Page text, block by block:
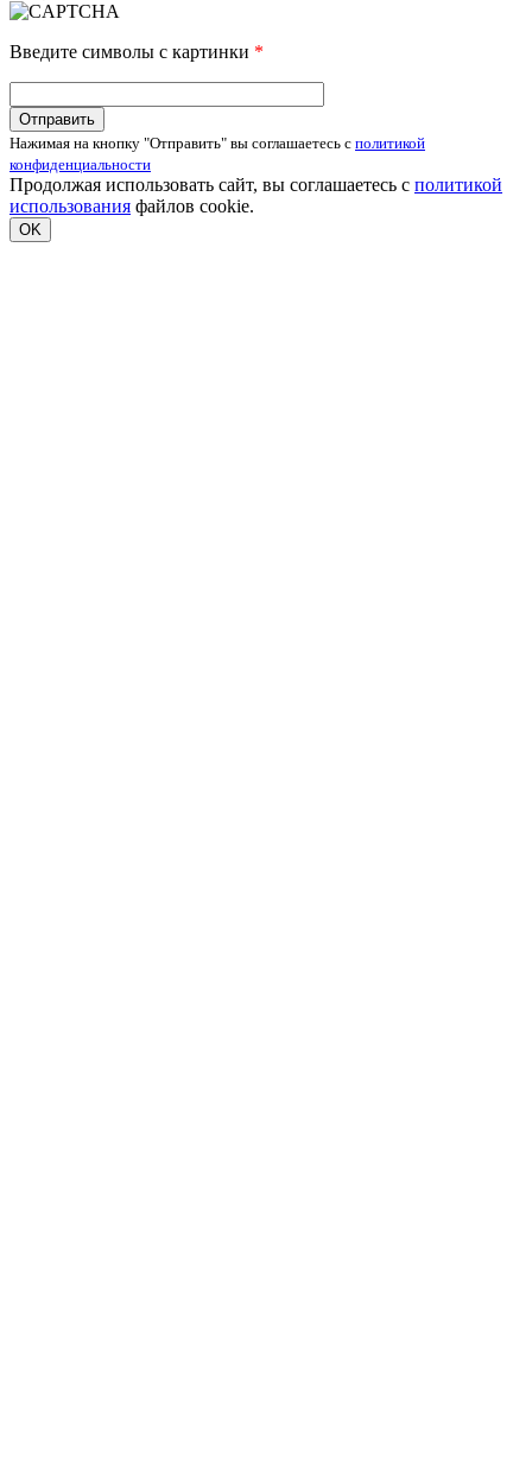
Введите символы с картинки *
Нажимая на кнопку "Отправить" вы соглашаетесь с политикой
конфиденциальности
Продолжая использовать сайт, вы соглашаетесь с политикой
использования файлов cookie.
OK